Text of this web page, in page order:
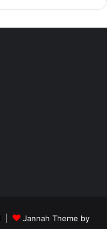
| Jannah Theme by